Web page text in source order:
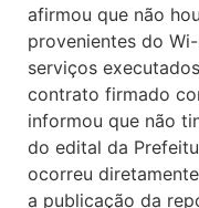
afirmou que não
provenientes do
serviços
contrato firmado
informou que não
do edital da
ocorreu
a publicação da